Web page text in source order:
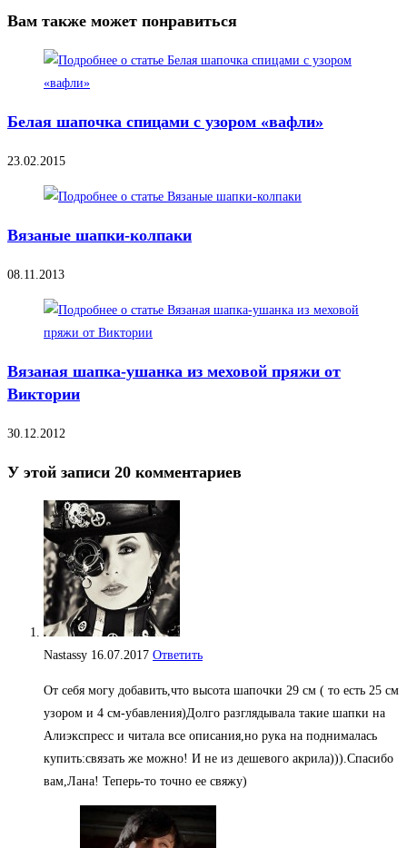
Вам также может понравиться
Белая шапочка спицами с узором «вафли»
23.02.2015
Вязаные шапки-колпаки
08.11.2013
Вязаная шапка-ушанка из меховой пряжи от
Виктории
30.12.2012
У этой записи 20 комментариев
Nastassy 16.07.2017 Ответить
От себя могу добавить,что высота шапочки 29 см ( то есть 25 см
узором и 4 см-убавления)Долго разглядывала такие шапки на
Алиэкспресс и читала все описания,но рука на поднималась
купить:связать же можно! И не из дешевого акрила))).Спасибо
вам,Лана! Теперь-то точно ее свяжу)